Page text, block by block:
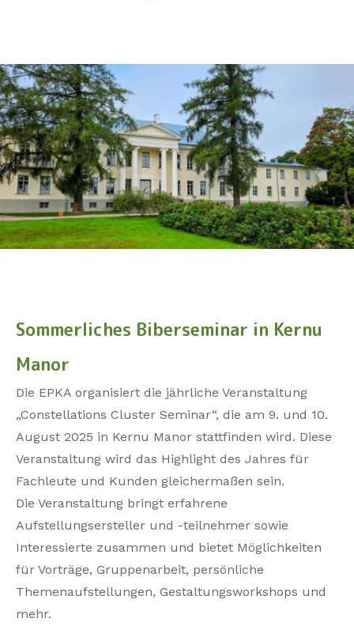
Sommerliches Biberseminar in Kernu
Manor
Die EPKA organisiert die jährliche Veranstaltung
„Constellations Cluster Seminar“, die am 9. und 10.
August 2025 in Kernu Manor stattfinden wird. Diese
Veranstaltung wird das Highlight des Jahres für
Fachleute und Kunden gleichermaßen sein.
Die Veranstaltung bringt erfahrene
Aufstellungsersteller und -teilnehmer sowie
Interessierte zusammen und bietet Möglichkeiten
für Vorträge, Gruppenarbeit, persönliche
Themenaufstellungen, Gestaltungsworkshops und
mehr.